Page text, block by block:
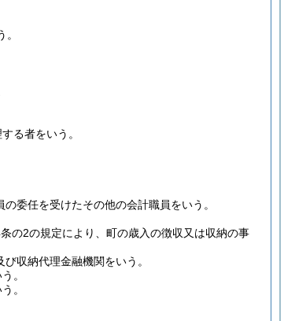
る者をいう。
委任を受けたその他の会計職員をいう。
の2の規定により、町の歳入の徴収又は収納の事
収納代理金融機関をいう。
。
。